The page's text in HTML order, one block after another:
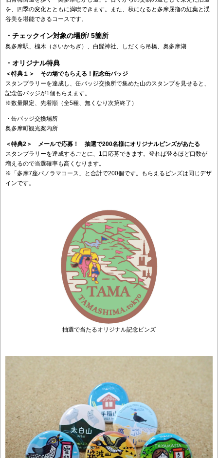
を、四季の変化とともに満喫できます。また、秋になると多摩屈指の紅葉と渓
谷美を堪能できるコースです。
・チェックイン対象の場所/ 5箇所
奥多摩駅、槐木（さいかちぎ）、白髭神社、しだくら吊橋、奥多摩湖
・オリジナル特典
＜特典１＞ その場でもらえる！記念缶バッジ
スタンプラリーを達成し、缶バッジ交換所で集めた山のスタンプを見せると、
記念缶バッジが1個もらえます。
※数量限定、先着順（全5種、無くなり次第終了）
・缶バッジ交換場所
奥多摩町観光案内所
＜特典2＞ メールで応募！ 抽選で200名様にオリジナルピンズがあたる
スタンプラリーを達成するごとに、1口応募できます。登れば登るほど口数が
増えるので当選確率も高くなります。
※「多摩7座パノラマコース」と合計で200個です。もらえるピンズは同じデザ
インです。
抽選で当たるオリジナル記念ピンズ